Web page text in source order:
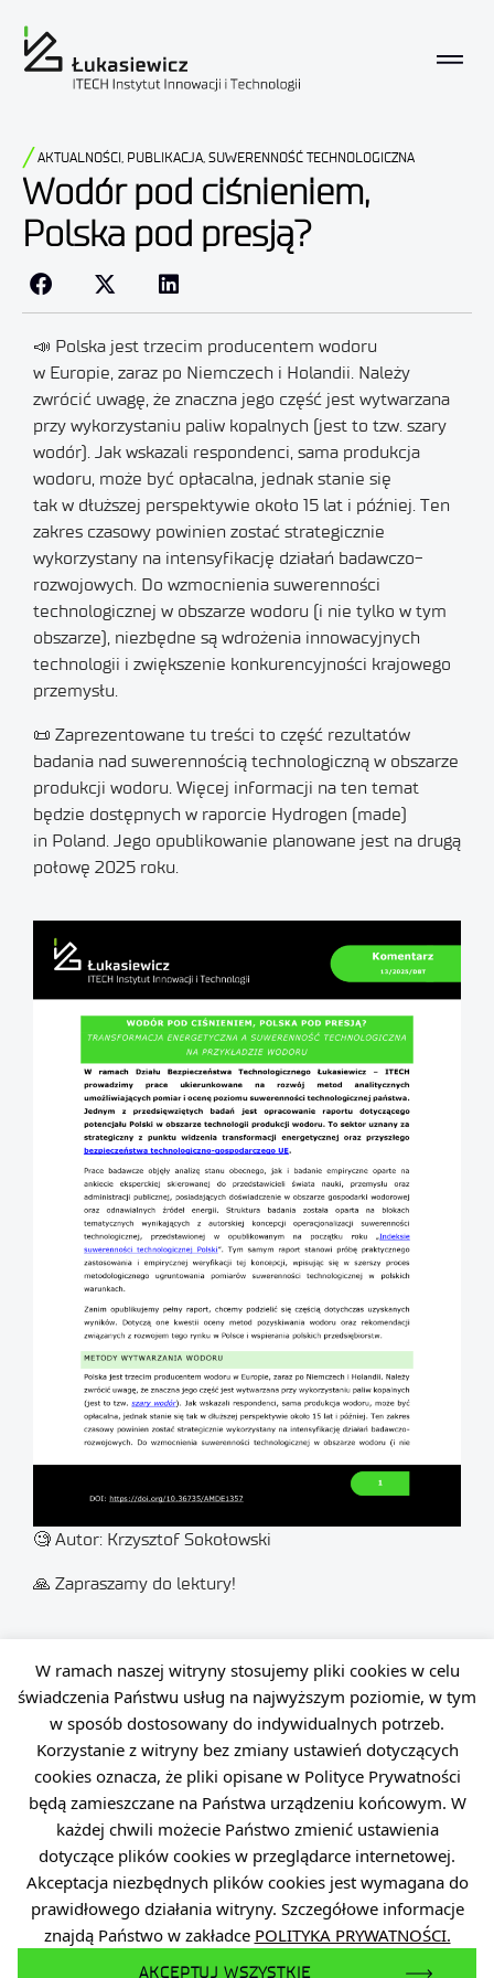
W ramach naszej witryny stosujemy pliki cookies w celu
świadczenia Państwu usług na najwyższym poziomie, w tym
w sposób dostosowany do indywidualnych potrzeb.
Korzystanie z witryny bez zmiany ustawień dotyczących
cookies oznacza, że pliki opisane w Polityce Prywatności
będą zamieszczane na Państwa urządzeniu końcowym. W
każdej chwili możecie Państwo zmienić ustawienia
dotyczące plików cookies w przeglądarce internetowej.
Akceptacja niezbędnych plików cookies jest wymagana do
prawidłowego działania witryny. Szczegółowe informacje
znajdą Państwo w zakładce POLITYKA PRYWATNOŚCI.
AKCEPTUJ WSZYSTKIE
AKTUALNOŚCI, PUBLIKACJA, SUWERENNOŚĆ TECHNOLOGICZNA
Wodór pod ciśnieniem,
Polska pod presją?
📣 Polska jest trzecim producentem wodoru
w Europie, zaraz po Niemczech i Holandii. Należy
zwrócić uwagę, że znaczna jego część jest wytwarzana
przy wykorzystaniu paliw kopalnych (jest to tzw. szary
wodór). Jak wskazali respondenci, sama produkcja
wodoru, może być opłacalna, jednak stanie się
tak w dłuższej perspektywie około 15 lat i później. Ten
zakres czasowy powinien zostać strategicznie
wykorzystany na intensyfikację działań badawczo-
rozwojowych. Do wzmocnienia suwerenności
technologicznej w obszarze wodoru (i nie tylko w tym
obszarze), niezbędne są wdrożenia innowacyjnych
technologii i zwiększenie konkurencyjności krajowego
przemysłu.
📜 Zaprezentowane tu treści to część rezultatów
badania nad suwerennością technologiczną w obszarze
produkcji wodoru. Więcej informacji na ten temat
będzie dostępnych w raporcie Hydrogen (made)
in Poland. Jego opublikowanie planowane jest na drugą
połowę 2025 roku.
🧐 Autor: Krzysztof Sokołowski
🙏 Zapraszamy do lektury!
Dane osobowe Dostępność
Polityka prywatności
Zamówienia publiczne
Zgłaszanie naruszeń prawa